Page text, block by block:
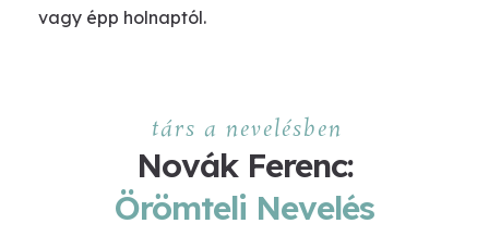
vagy épp holnaptól.
társ a nevelésben
Novák Ferenc:
Örömteli Nevelés